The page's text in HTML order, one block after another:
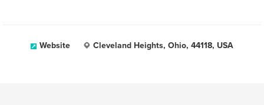
Website Cleveland Heights, Ohio, 44118, USA